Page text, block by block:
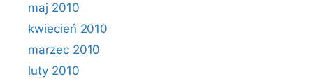
maj 2010
kwiecień 2010
marzec 2010
luty 2010